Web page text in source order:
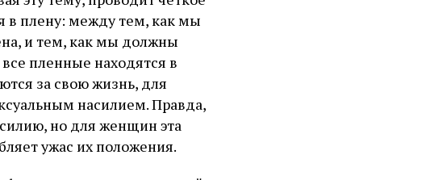
плену: между тем, как мы
и тем, как мы должны
пленные находятся в
за свою жизнь, для
насилием. Правда,
но для женщин эта
ужас их положения.